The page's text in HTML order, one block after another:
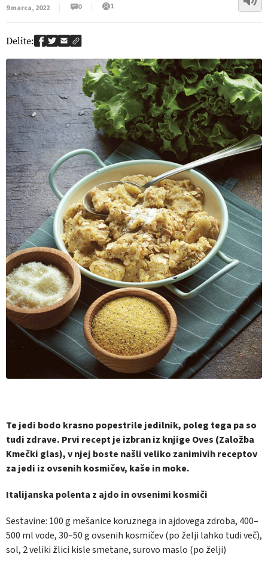
9 marca, 2022
0 1
Delite:
Te jedi bodo krasno popestrile jedilnik, poleg tega pa so
tudi zdrave. Prvi recept je izbran iz knjige Oves (Založba
Kmečki glas), v njej boste našli veliko zanimivih receptov
za jedi iz ovsenih kosmičev, kaše in moke.
Italijanska polenta z ajdo in ovsenimi kosmiči
Sestavine: 100 g mešanice koruznega in ajdovega zdroba, 400–
500 ml vode, 30–50 g ovsenih kosmičev (po želji lahko tudi več),
sol, 2 veliki žlici kisle smetane, surovo maslo (po želji)